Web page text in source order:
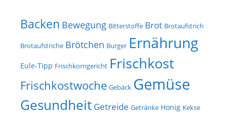
Backen Bewegung Bitterstoffe Brot Brotaufstrich
Brotaufstriche Brötchen Burger Ernährung
Eule-Tipp Frischkorngericht Frischkost
Frischkostwoche Gebäck Gemüse
Gesundheit Getreide Getränke Honig Kekse